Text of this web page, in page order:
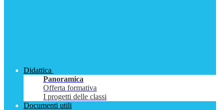
Didattica
Panoramica
Offerta formativa
I progetti delle classi
Documenti utili